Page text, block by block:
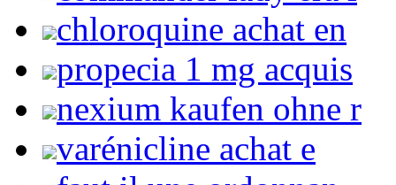
chloroquine achat en
propecia 1 mg acquis
nexium kaufen ohne r
varénicline achat e